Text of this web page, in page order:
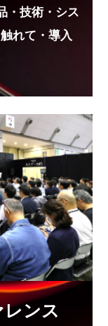
える NTT
」新設
互支援体
」なども
・技術・シス
れて・導入
ンス